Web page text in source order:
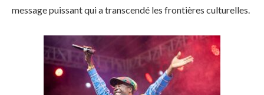
message puissant qui a transcendé les frontières culturelles.